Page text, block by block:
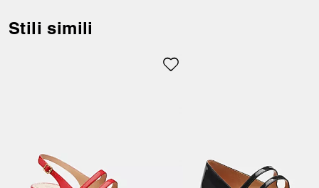
nostri inserti a C tono su tono.
Stili simili